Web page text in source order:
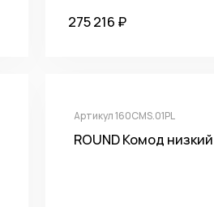
275 216 ₽
Артикул 160CMS.01PL
ROUND Комод